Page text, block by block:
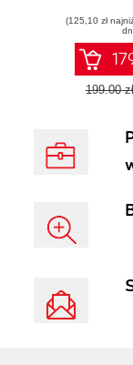
based
(125,10 zł
199.00 zł